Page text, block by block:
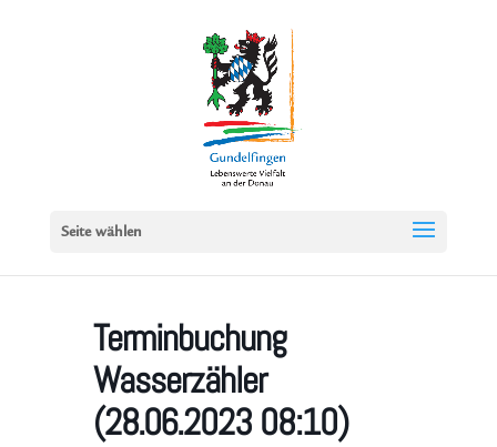
Seite wählen
Terminbuchung
Wasserzähler
(28.06.2023 08:10)